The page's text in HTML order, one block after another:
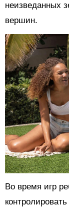
неизведанных
вершин.
Во время игр